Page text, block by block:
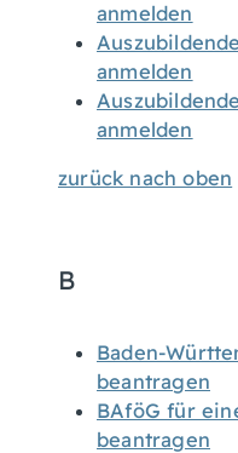
anmelden
anmelden
anmelden
zurück nach oben
B
Baden-
beantragen
BAföG für
beantragen